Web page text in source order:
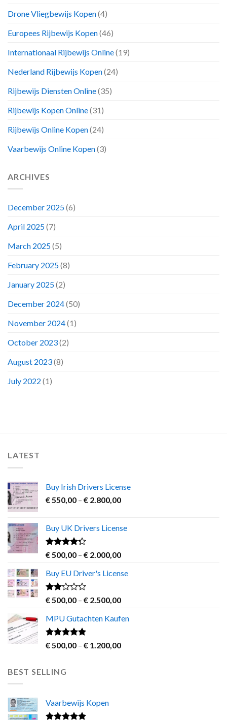
Drone Vliegbewijs Kopen(4)
Europees Rijbewijs Kopen(46)
Internationaal Rijbewijs Online(19)
Nederland Rijbewijs Kopen(24)
Rijbewijs Diensten Online(35)
Rijbewijs Kopen Online(31)
Rijbewijs Online Kopen(24)
Vaarbewijs Online Kopen(3)
ARCHIVES
December 2025(6)
April 2025(7)
March 2025(5)
February 2025(8)
January 2025(2)
December 2024(50)
November 2024(1)
October 2023(2)
August 2023(8)
July 2022 (1)
LATEST
Buy Irish Drivers License
€ 550,00 – € 2.800,00Price
through
Buy UK Drivers License
Rated
out
of 5
€ 500,00 – € 2.000,00Price
€ 500,00
€ 2.000,00
Buy EU Driver's License
Rated
out
of 5
€ 500,00 – € 2.500,00Price
€ 500,00
€ 2.500,00
MPU Gutachten Kaufen
Rated5.00
out of 5
€ 500,00 – € 1.200,00Price
BEST SELLING
Vaarbewijs Kopen